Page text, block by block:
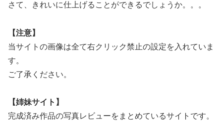
さて、きれいに仕上げることができるでしょうか。。。
【注意】
当サイトの画像は全て右クリック禁止の設定を入れていま
す。
ご了承ください。
【姉妹サイト】
完成済み作品の写真レビューをまとめているサイトです。